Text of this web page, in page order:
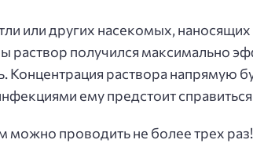
или других насекомых,
раствор получился максимально
Концентрация раствора напрямую
ему предстоит
проводить не более трех раз!